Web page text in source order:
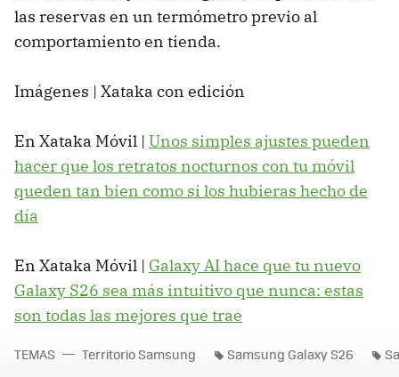
las reservas en un termómetro previo al
comportamiento en tienda.
Imágenes | Xataka con edición
En Xataka Móvil | Unos simples ajustes pueden
hacer que los retratos nocturnos con tu móvil
queden tan bien como si los hubieras hecho de
día
En Xataka Móvil | Galaxy AI hace que tu nuevo
Galaxy S26 sea más intuitivo que nunca: estas
son todas las mejores que trae
TEMAS Territorio Samsung Samsung Galaxy S26